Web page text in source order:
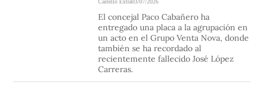
Castelló Extra03/07/2026
El concejal Paco Cabañero ha
entregado una placa a la agrupación en
un acto en el Grupo Venta Nova, donde
también se ha recordado al
recientemente fallecido José López
Carreras.